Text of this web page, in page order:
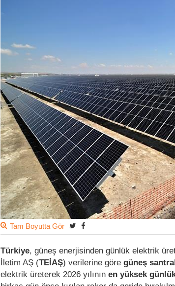
Tam Boyutta Gör
Türkiye, güneş enerjisinden günlük elektrik
İletim AŞ (TEİAŞ) verilerine göre güneş
elektrik üreterek 2026 yılının en yüksek